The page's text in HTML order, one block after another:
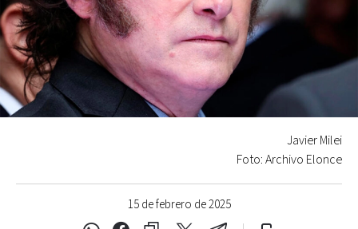
15 de febrero de 2025
Javier Milei
Foto: Archivo Elonce